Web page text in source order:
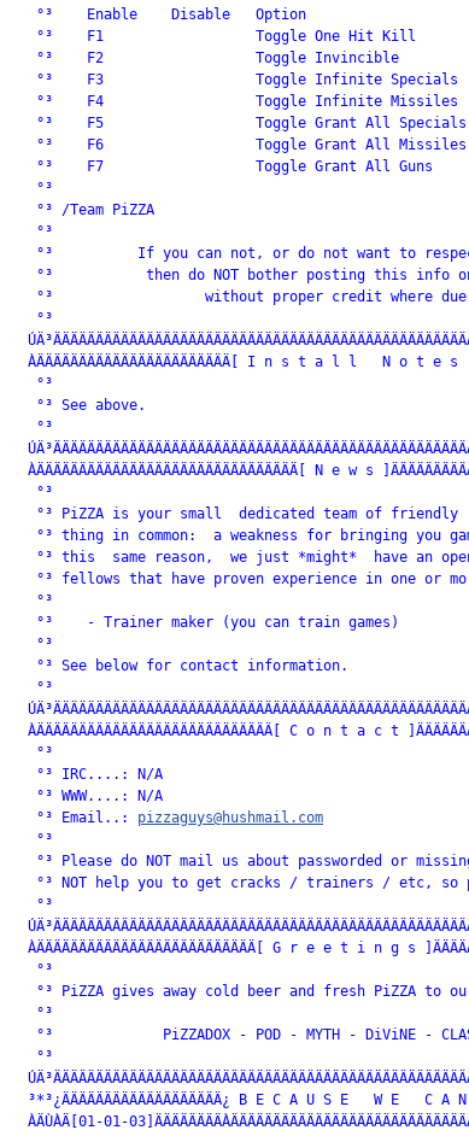
°³    Enable    Disable   Option
°³    F1                  Toggle One Hit Kill
°³    F2                  Toggle Invincible
°³    F3                  Toggle Infinite Specials
°³    F4                  Toggle Infinite Missiles
°³    F5                  Toggle Grant All
°³    F6                  Toggle Grant All
°³    F7                  Toggle Grant All Guns
°³
°³ /Team PiZZA
°³
°³          If you can not, or do not want to
°³           then do NOT bother posting this info
°³                  without proper credit where
°³
ÀÄÄÄÄÄÄÄÄÄÄÄÄÄÄÄÄÄÄÄÄÄÄÄ[ I n s t a l l   N o t e s
°³
°³ See above.
°³
ÀÄÄÄÄÄÄÄÄÄÄÄÄÄÄÄÄÄÄÄÄÄÄÄÄÄÄÄÄÄÄÄ[ N e w s
°³
°³ PiZZA is your small  dedicated team of friendly
°³ thing in common:  a weakness for bringing you
°³ this  same reason,  we just *might*  have an
°³ fellows that have proven experience in one or
°³
°³    - Trainer maker (you can train games)
°³
°³ See below for contact information.
°³
ÀÄÄÄÄÄÄÄÄÄÄÄÄÄÄÄÄÄÄÄÄÄÄÄÄÄÄÄÄ[ C o n t a c t
°³
°³ IRC....: N/A
°³ WWW....: N/A
  °³ Email..:
pizzaguys@hushmail.com
°³
°³ Please do NOT mail us about passworded or
°³ NOT help you to get cracks / trainers / etc, so
°³
ÀÄÄÄÄÄÄÄÄÄÄÄÄÄÄÄÄÄÄÄÄÄÄÄÄÄÄ[ G r e e t i n g s
°³
°³ PiZZA gives away cold beer and fresh PiZZA to
°³
°³             PiZZADOX - POD - MYTH - DiViNE -
°³
³*³¿ÄÄÄÄÄÄÄÄÄÄÄÄÄÄÄÄÄÄÄ¿ B E C A U S E   W E   C A N
ÀÄÙÀÄ[01-01-